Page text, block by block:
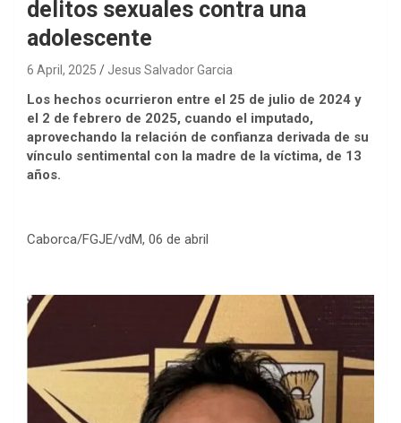
delitos sexuales contra una
adolescente
6 April, 2025 Jesus Salvador Garcia
Los hechos ocurrieron entre el 25 de julio de 2024 y
el 2 de febrero de 2025, cuando el imputado,
aprovechando la relación de confianza derivada de su
vínculo sentimental con la madre de la víctima, de 13
años.
Caborca/FGJE/vdM, 06 de abril